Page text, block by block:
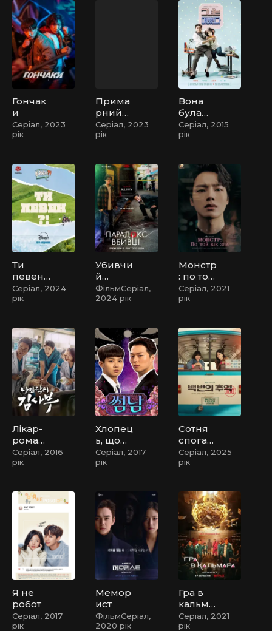
То Бон
Сун
Гончак
и
Серіал, 2023
рік
Прима
рний
демон
/
Серіал, 2023
рік
Вона
була
чарівна
Серіал, 2015
рік
Ти
певен?
!Серіал, 2024
рік
Убивчи
й
парадо
кс
ФільмСеріал,
2024 рік
Монстр
: по той
бік зла
Серіал, 2021
рік
Лікар-
романт
ик
Серіал, 2016
рік
Хлопец
ь, що
живе
по
Хлопец
ь що
живе
поруч
Серіал, 2017
рік
Сотня
спогаді
в
Серіал, 2025
рік
Я не
робот
Серіал, 2017
рік
Мемор
ист
ФільмСеріал,
2020 рік
Гра в
кальма
ра
Серіал, 2021
рік